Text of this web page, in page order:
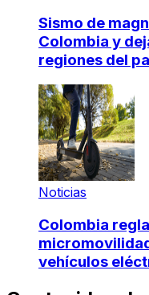
Sismo de
Colombia y
regiones del
Noticias
Colombia
vehículos